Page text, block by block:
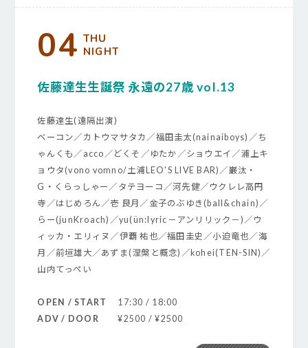
04 THU
NIGHT
佐藤達生生誕祭 永遠の27歳 vol.13
佐藤達生(遠隔出演)
ベーコン／カトウマサタカ／福田圭太(nainaiboys)／ち
ゃんくも／acco／どくそ／ゆたか／ショウエイ／浦上キ
ョウタ(vono vomno/土浦LEO'S LIVE BAR)／巌汰・
G・くらっしゃー／タテヨーコ／河先健／ウクレレ高円
寺／はじめろん／壱 良月／金子のぶゆき(ball&chain)／
らー(junKroach)／yu(ün:lyric－アンリリック－)／ウ
ィッカ・エリィヌ／伊覇 祐也／福田圭史／小迫竜也／海
月／前垣雄大／あずま(涅槃と概念)／kohei(TEN-SIN)／
山内てっぺい
OPEN / START
17:30 / 18:00
ADV / DOOR
¥2500 / ¥2500